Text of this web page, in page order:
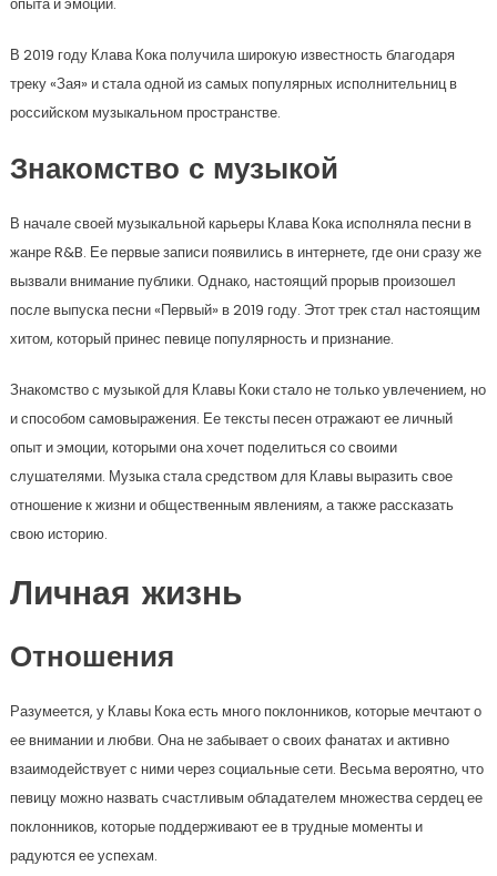
опыта и эмоций.
В 2019 году Клава Кока получила широкую известность благодаря
треку «Зая» и стала одной из самых популярных исполнительниц в
российском музыкальном пространстве.
Знакомство с музыкой
В начале своей музыкальной карьеры Клава Кока исполняла песни в
жанре R&B. Ее первые записи появились в интернете, где они сразу же
вызвали внимание публики. Однако, настоящий прорыв произошел
после выпуска песни «Первый» в 2019 году. Этот трек стал настоящим
хитом, который принес певице популярность и признание.
Знакомство с музыкой для Клавы Коки стало не только увлечением, но
и способом самовыражения. Ее тексты песен отражают ее личный
опыт и эмоции, которыми она хочет поделиться со своими
слушателями. Музыка стала средством для Клавы выразить свое
отношение к жизни и общественным явлениям, а также рассказать
свою историю.
Личная жизнь
Отношения
Разумеется, у Клавы Кока есть много поклонников, которые мечтают о
ее внимании и любви. Она не забывает о своих фанатах и активно
взаимодействует с ними через социальные сети. Весьма вероятно, что
певицу можно назвать счастливым обладателем множества сердец ее
поклонников, которые поддерживают ее в трудные моменты и
радуются ее успехам.